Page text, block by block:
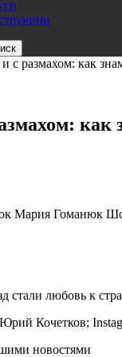
с размахом: как
как
Мария Гоманюк
стали любовь к
Кочетков;
новостями